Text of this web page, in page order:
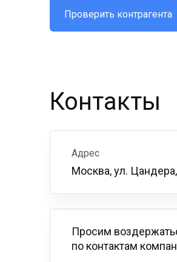
Проверить контрагента
Контакты
Адрес
Москва, ул. Цандера,
Просим
по контактам